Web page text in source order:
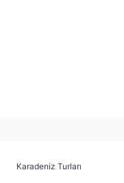
Karadeniz Turları